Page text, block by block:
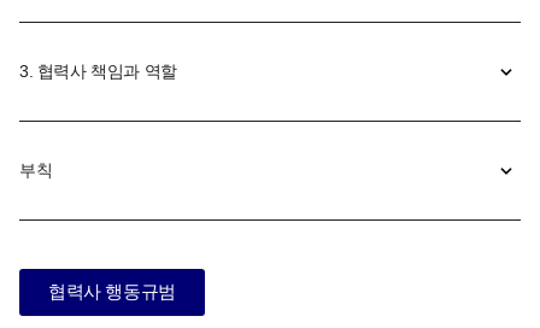
3. 협력사 책임과 역할
부칙
협력사 행동규범